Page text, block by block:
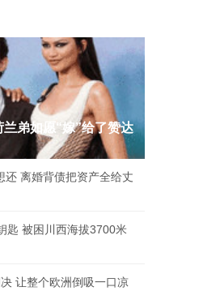
弟如愿“嫁”给了赞达
还 离婚背债把资产全给丈
匙 被困川西海拔3700米
让整个欧洲倒吸一口凉